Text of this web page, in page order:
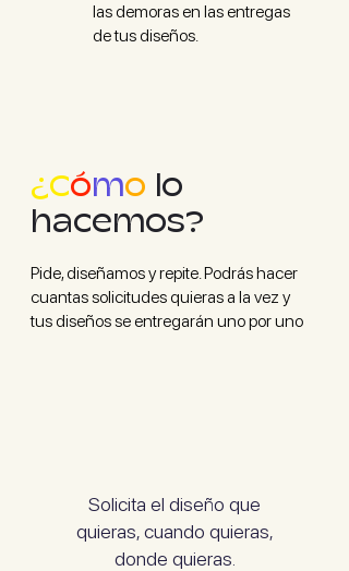
las demoras en las entregas
de tus diseños.
¿Cómo lo
hacemos?
Pide, diseñamos y repite. Podrás hacer
cuantas solicitudes quieras a la vez y
tus diseños se entregarán uno por uno
Solicita el diseño que
quieras, cuando quieras,
donde quieras.